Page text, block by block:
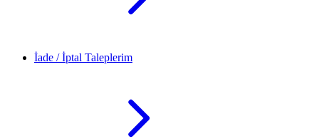
İade / İptal Taleplerim